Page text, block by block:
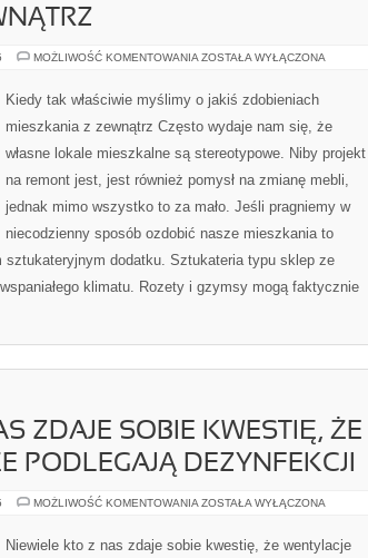
MOŻLIWOŚĆ KOMENTOWANIA KIEDY
JAKIŚ
OZDOBACH
Z
ZOSTAŁA WYŁĄCZONA
Kiedy tak właściwie myślimy o jakiś zdobieniach
mieszkania z zewnątrz Często wydaje nam się, że
własne lokale mieszkalne są stereotypowe. Niby projekt
na remont jest, jest również pomysł na zmianę mebli,
jednak mimo wszystko to za mało. Jeśli pragniemy w
niecodzienny sposób ozdobić nasze mieszkania to
dodatku. Sztukateria typu sklep ze
klimatu. Rozety i gzymsy mogą faktycznie
ZDAJE SOBIE KWESTIĘ, ŻE
PODLEGAJĄ DEZYNFEKCJI
MOŻLIWOŚĆ KOMENTOWANIA NIEWIELE
NAS
ZDAJE
ZOSTAŁA WYŁĄCZONA
Niewiele kto z nas zdaje sobie kwestię, że wentylacje